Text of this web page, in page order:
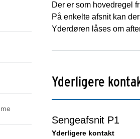
Der er som hovedregel
På enkelte afsnit kan
Yderdøren låses om
Yderligere
Sengeafsnit P1
Yderligere kontakt